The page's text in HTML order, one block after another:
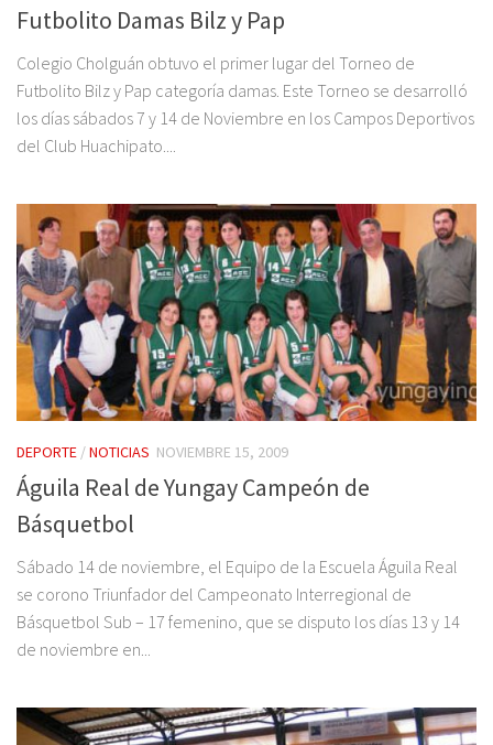
Futbolito Damas Bilz y Pap
Colegio Cholguán obtuvo el primer lugar del Torneo de
Futbolito Bilz y Pap categoría damas. Este Torneo se desarrolló
los días sábados 7 y 14 de Noviembre en los Campos Deportivos
del Club Huachipato....
DEPORTE /NOTICIAS NOVIEMBRE 15, 2009
Águila Real de Yungay Campeón de
Básquetbol
Sábado 14 de noviembre, el Equipo de la Escuela Águila Real
se corono Triunfador del Campeonato Interregional de
Básquetbol Sub – 17 femenino, que se disputo los días 13 y 14
de noviembre en...